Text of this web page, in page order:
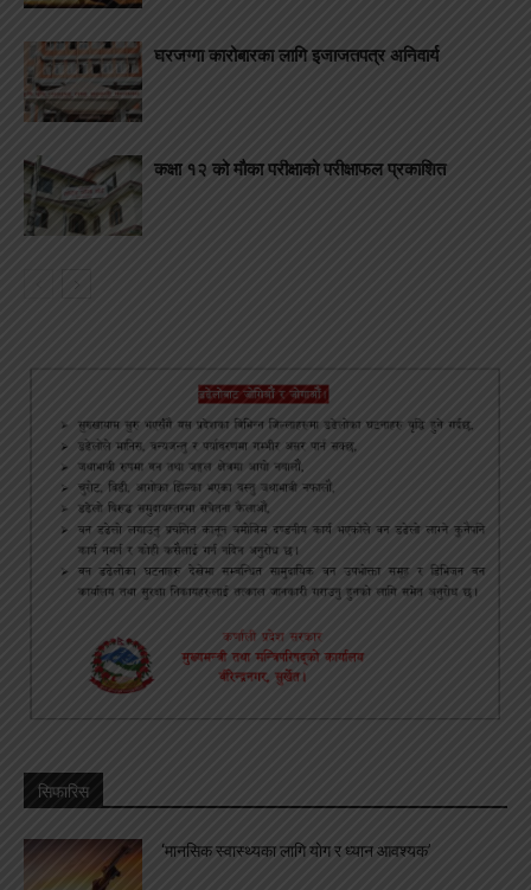
घरजग्गा कारोबारका लागि इजाजतपत्र अनिवार्य
कक्षा १२ को मौका परीक्षाको परीक्षाफल प्रकाशित
सिफारिस
‘मानसिक स्वास्थ्यका लागि योग र ध्यान आवश्यक’